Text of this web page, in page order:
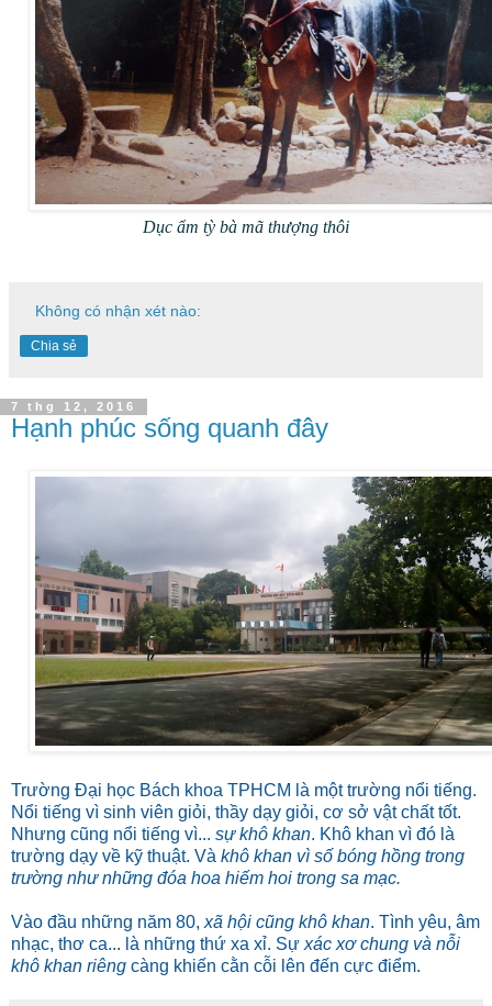
Dục ẩm tỳ bà mã thượng thôi
Không có nhận xét nào:
Chia sẻ
7 thg 12, 2016
Hạnh phúc sống quanh đây
Trường Đại học Bách khoa TPHCM là một trường nổi tiếng.
Nổi tiếng vì sinh viên giỏi, thầy dạy giỏi, cơ sở vật chất tốt.
Nhưng cũng nổi tiếng vì... sự khô khan. Khô khan vì đó là
trường dạy về kỹ thuật. Và khô khan vì số bóng hồng trong
trường như những đóa hoa hiếm hoi trong sa mạc.
Vào đầu những năm 80, xã hội cũng khô khan. Tình yêu, âm
nhạc, thơ ca... là những thứ xa xỉ. Sự xác xơ chung và nỗi
khô khan riêng càng khiến cằn cỗi lên đến cực điểm.